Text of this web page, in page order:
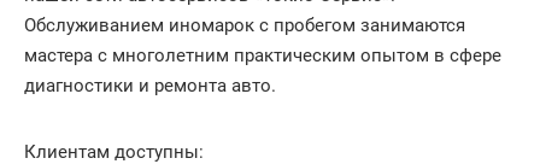
Обслуживанием иномарок с пробегом занимаются
мастера с многолетним практическим опытом в сфере
диагностики и ремонта авто.
Клиентам доступны: